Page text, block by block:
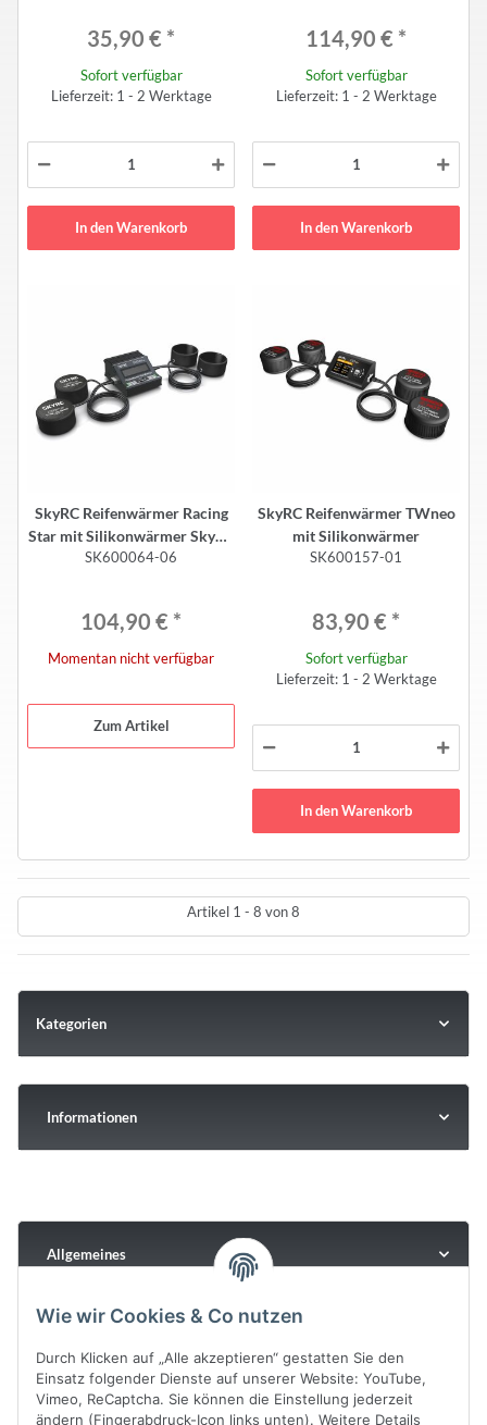
35,90 € *
Sofort verfügbar
Lieferzeit: 1 - 2 Werktage
In den Warenkorb
114,90 € *
Sofort verfügbar
Lieferzeit: 1 - 2 Werktage
In den Warenkorb
SkyRC Reifenwärmer Racing
Star mit Silikonwärmer SkyRC
Reifenwärmer Racing Star mit
SK600064-06
104,90 € *
Momentan nicht verfügbar
Zum Artikel
SkyRC Reifenwärmer TWneo
mit Silikonwärmer
SK600157-01
83,90 € *
Sofort verfügbar
Lieferzeit: 1 - 2 Werktage
In den Warenkorb
Artikel 1 - 8 von 8
Kategorien
Informationen
Allgemeines
Wie wir Cookies & Co nutzen
Durch Klicken auf „Alle akzeptieren“ gestatten Sie den
Einsatz folgender Dienste auf unserer Website: YouTube,
Vimeo, ReCaptcha. Sie können die Einstellung jederzeit
ändern (Fingerabdruck-Icon links unten). Weitere Details